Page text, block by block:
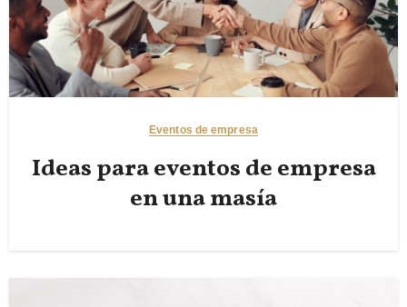
Eventos de empresa
Ideas para eventos de empresa
en una masía